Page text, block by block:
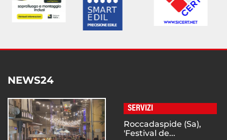
NEWS24
SERVIZI
Roccadaspide (Sa),
'Festival de...